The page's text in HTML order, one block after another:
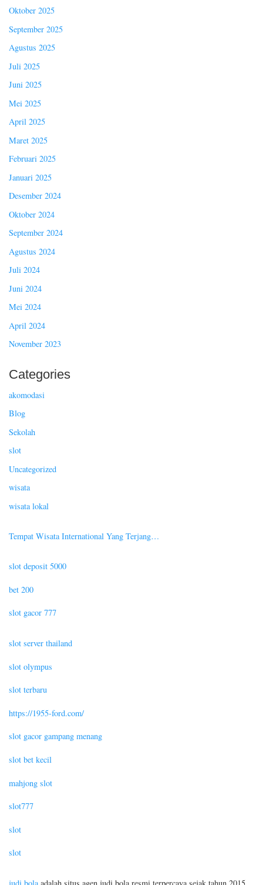
Oktober 2025
September 2025
Agustus 2025
Juli 2025
Juni 2025
Mei 2025
April 2025
Maret 2025
Februari 2025
Januari 2025
Desember 2024
Oktober 2024
September 2024
Agustus 2024
Juli 2024
Juni 2024
Mei 2024
April 2024
November 2023
Categories
akomodasi
Blog
Sekolah
slot
Uncategorized
wisata
wisata lokal
Tempat Wisata International Yang Terjang…
slot deposit 5000
bet 200
slot gacor 777
slot server thailand
slot olympus
slot terbaru
https://1955-ford.com/
slot gacor gampang menang
slot bet kecil
mahjong slot
slot777
slot
slot